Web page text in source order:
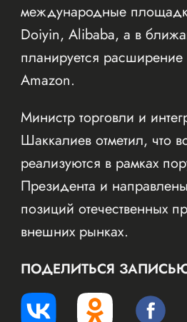
международные
Doiyin, Alibaba, а в
планируется расширение
Amazon.
Министр торговли и
Шаккалиев отметил, что
реализуются в рамках
Президента и
позиций отечественных
внешних рынках.
ПОДЕЛИТЬСЯ